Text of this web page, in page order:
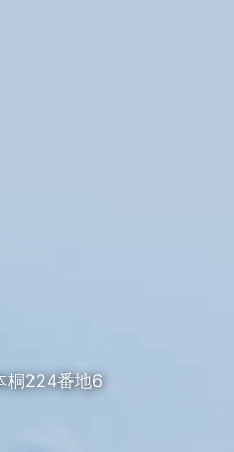
桐224番地6